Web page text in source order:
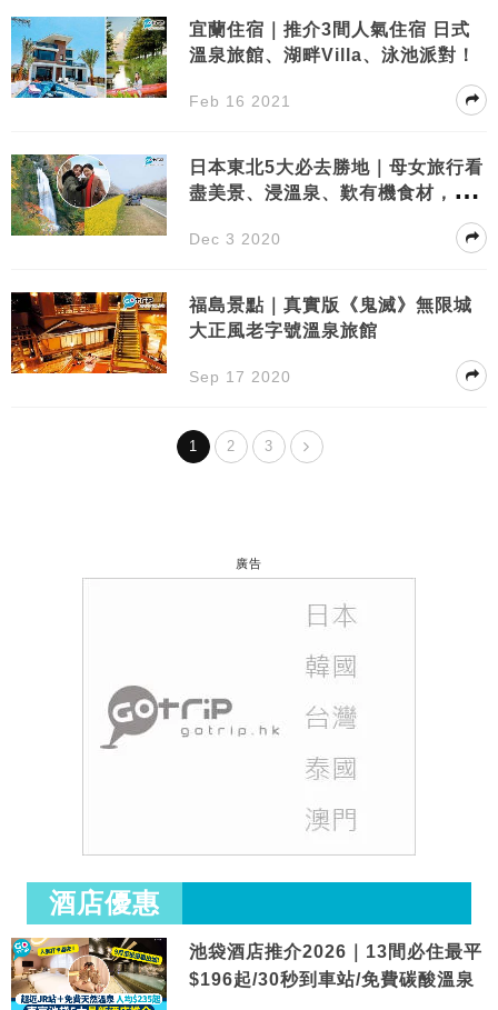
宜蘭住宿｜推介3間人氣住宿 日式
溫泉旅館、湖畔Villa、泳池派對！
Feb 16 2021
日本東北5大必去勝地｜母女旅行看
盡美景、浸溫泉、歎有機食材，感
Dec 3 2020
福島景點｜真實版《鬼滅》無限城
大正風老字號溫泉旅館
Sep 17 2020
1 2 3
廣告
酒店優惠
池袋酒店推介2026｜13間必住最平
$196起/30秒到車站/免費碳酸溫泉